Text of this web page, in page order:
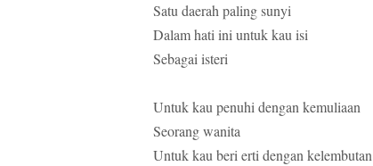
Satu daerah paling sunyi
Dalam hati ini untuk kau isi
Sebagai isteri
Untuk kau penuhi dengan kemuliaan
Seorang wanita
Untuk kau beri erti dengan kelembutan